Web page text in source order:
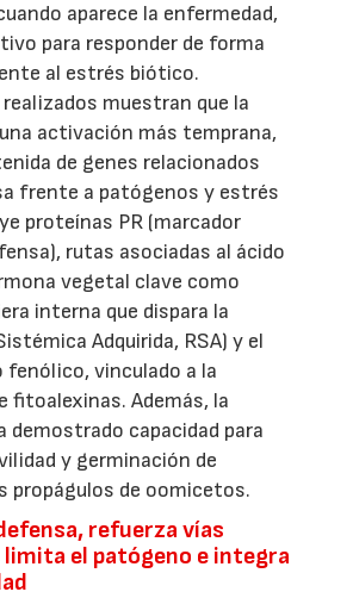
aparece la enfermedad,
para responder de forma
al estrés biótico.
muestran que la
activación más temprana,
de genes relacionados
frente a patógenos y estrés
proteínas PR (marcador
rutas asociadas al ácido
vegetal clave como
interna que dispara la
Adquirida, RSA) y el
vinculado a la
fitoalexinas. Además, la
demostrado capacidad para
y germinación de
propágulos de oomicetos.
refuerza vías
limita el patógeno e integra